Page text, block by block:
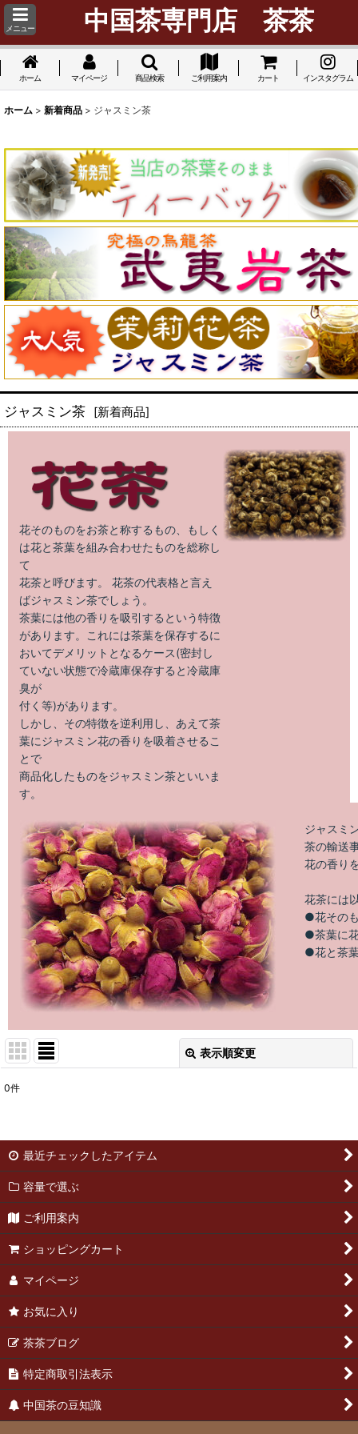
メニュー 中国茶専門店 茶茶
ホーム マイページ 商品検索 ご利用案内 カート インスタグラム
ホーム > 新着商品 > ジャスミン茶
ジャスミン茶 [新着商品]
花そのものをお茶と称するもの、もしく
は花と茶葉を組み合わせたものを総称し
て
花茶と呼びます。 花茶の代表格と言え
ばジャスミン茶でしょう。
茶葉には他の香りを吸引するという特徴
があります。これには茶葉を保存するに
おいてデメリットとなるケース(密封し
ていない状態で冷蔵庫保存すると冷蔵庫
臭が
付く等)があります。
しかし、その特徴を逆利用し、あえて茶
葉にジャスミン花の香りを吸着させるこ
とで
商品化したものをジャスミン茶といいま
す。
ジャスミ
茶の輸送
花の香り
花茶には
●花その
●茶葉に
●花と茶
表示順変更
並び順:
0件
最近チェックしたアイテム
容量で選ぶ
ご利用案内
ショッピングカート
マイページ
お気に入り
茶茶ブログ
特定商取引法表示
中国茶の豆知識